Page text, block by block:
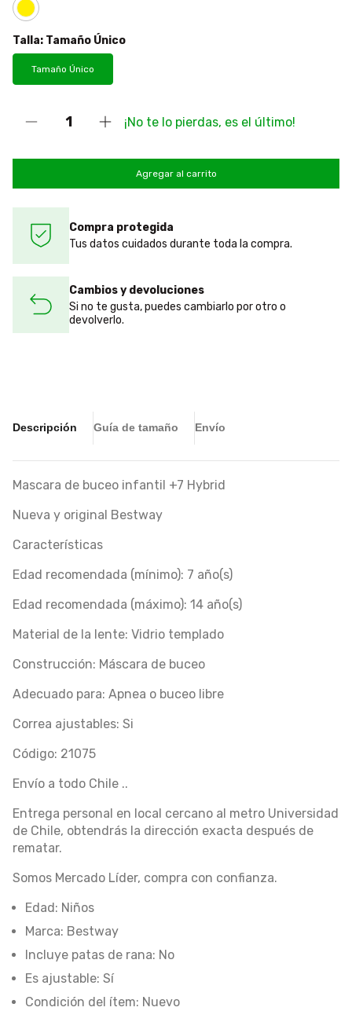
Talla: Tamaño Único
Tamaño Único
¡No te lo pierdas, es el último!
Compra protegida
Tus datos cuidados durante toda la compra.
Cambios y devoluciones
Si no te gusta, puedes cambiarlo por otro o
devolverlo.
Descripción Guía de tamaño Envío
Mascara de buceo infantil +7 Hybrid
Nueva y original Bestway
Características
Edad recomendada (mínimo): 7 año(s)
Edad recomendada (máximo): 14 año(s)
Material de la lente: Vidrio templado
Construcción: Máscara de buceo
Adecuado para: Apnea o buceo libre
Correa ajustables: Si
Código: 21075
Envío a todo Chile ..
Entrega personal en local cercano al metro Universidad
de Chile, obtendrás la dirección exacta después de
rematar.
Somos Mercado Líder, compra con confianza.
Edad: Niños
Marca: Bestway
Incluye patas de rana: No
Es ajustable: Sí
Condición del ítem: Nuevo